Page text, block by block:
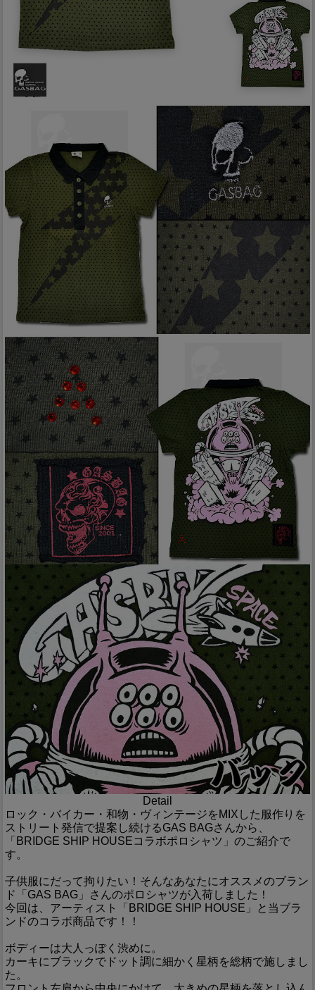
Detail
ロック・バイカー・和物・ヴィンテージをMIXした服作りを
ストリート発信で提案し続けるGAS BAGさんから、
「BRIDGE SHIP HOUSEコラボポロシャツ」のご紹介で
す。
子供服にだって拘りたい！そんなあなたにオススメのブラン
ド「GAS BAG」さんのポロシャツが入荷しました！
今回は、アーティスト「BRIDGE SHIP HOUSE」と当ブラ
ンドのコラボ商品です！！
ボディーは大人っぽく渋めに。
カーキにブラックでドット調に細かく星柄を総柄で施しまし
た。